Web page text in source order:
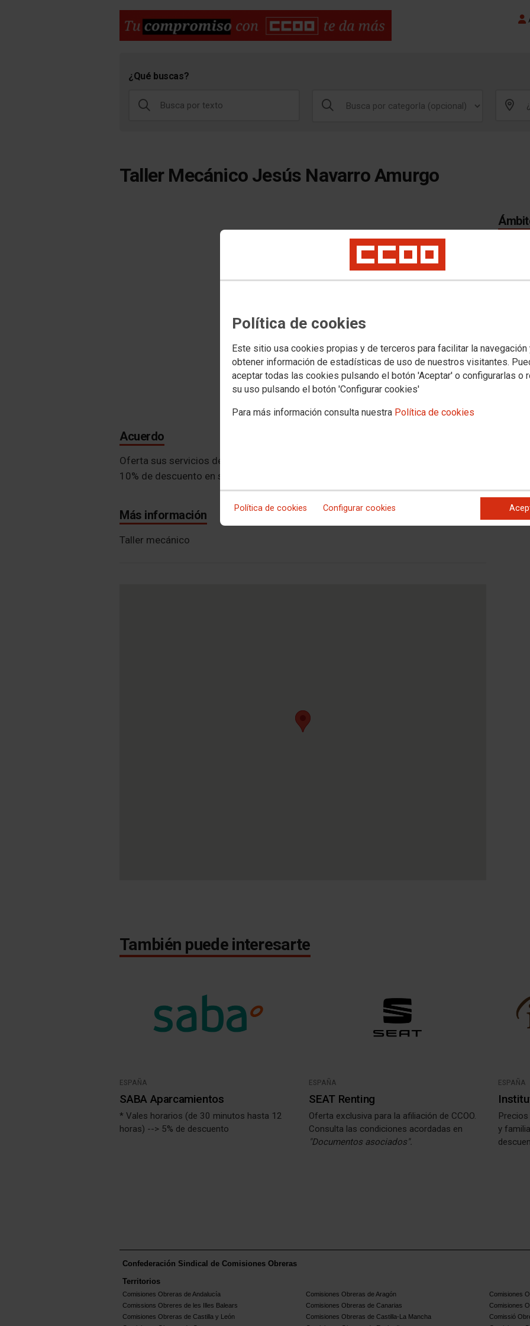
Política de cookies
Este sitio usa cookies propias y de terceros para facilitar la navegación
obtener información de estadísticas de uso de nuestros visitantes.
aceptar todas las cookies pulsando el botón 'Aceptar' o configurarlas o
su uso pulsando el botón 'Configurar cookies'
Para más información consulta nuestra Política de cookies
Política de cookies Configurar cookies
¿Qué buscas?
Taller Mecánico Jesús Navarro Amurgo
Acuerdo
Oferta sus servicios de taller mecánico a las personas afiliadas a CCOO con un
10% de descuento en sus tarifas.
Más información
Taller mecánico
También puede interesarte
ESPAÑA
SABA Aparcamientos
* Vales horarios (de 30 minutos hasta 12
horas) --> 5% de descuento
ESPAÑA
SEAT Renting
Oferta exclusiva para la afiliación de CCOO.
Consulta las condiciones acordadas en
"Documentos asociados".
ESPAÑA
Precios
y
Confederación Sindical de Comisiones Obreras
Territorios
Comisiones Obreras de Andalucía Comisiones Obreras de Aragón
Comisiones
Comissions Obreres de les Illes Balears
Comisiones Obreras de Canarias
Comisiones
Comisiones Obreras de Castilla y León
Comisiones Obreras de Castilla-La Mancha
Comissió